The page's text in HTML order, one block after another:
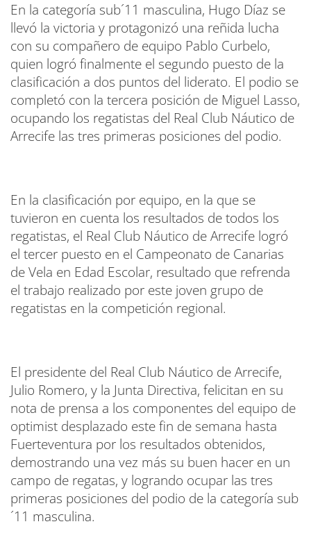
En la categoría sub´11 masculina, Hugo Díaz se
llevó la victoria y protagonizó una reñida lucha
con su compañero de equipo Pablo Curbelo,
quien logró finalmente el segundo puesto de la
clasificación a dos puntos del liderato. El podio se
completó con la tercera posición de Miguel Lasso,
ocupando los regatistas del Real Club Náutico de
Arrecife las tres primeras posiciones del podio.
En la clasificación por equipo, en la que se
tuvieron en cuenta los resultados de todos los
regatistas, el Real Club Náutico de Arrecife logró
el tercer puesto en el Campeonato de Canarias
de Vela en Edad Escolar, resultado que refrenda
el trabajo realizado por este joven grupo de
regatistas en la competición regional.
El presidente del Real Club Náutico de Arrecife,
Julio Romero, y la Junta Directiva, felicitan en su
nota de prensa a los componentes del equipo de
optimist desplazado este fin de semana hasta
Fuerteventura por los resultados obtenidos,
demostrando una vez más su buen hacer en un
campo de regatas, y logrando ocupar las tres
primeras posiciones del podio de la categoría sub
´11 masculina.